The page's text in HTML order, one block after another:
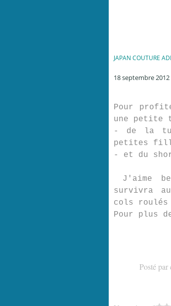
JAPAN COUTURE
18 septembre 2012
Pour
une petite
- de la
petites
- et du
J'aime
survivra
cols roulés
Pour plus
Posté